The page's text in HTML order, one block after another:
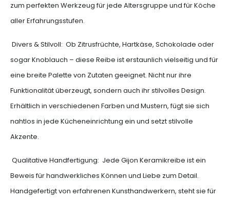
zum perfekten Werkzeug für jede Altersgruppe und für Köche
aller Erfahrungsstufen.
Divers & Stilvoll: Ob Zitrusfrüchte, Hartkäse, Schokolade oder
sogar Knoblauch – diese Reibe ist erstaunlich vielseitig und für
eine breite Palette von Zutaten geeignet. Nicht nur ihre
Funktionalität überzeugt, sondern auch ihr stilvolles Design.
Erhältlich in verschiedenen Farben und Mustern, fügt sie sich
nahtlos in jede Kücheneinrichtung ein und setzt stilvolle
Akzente.
Qualitative Handfertigung: Jede Gijon Keramikreibe ist ein
Beweis für handwerkliches Können und Liebe zum Detail.
Handgefertigt von erfahrenen Kunsthandwerkern, steht sie für